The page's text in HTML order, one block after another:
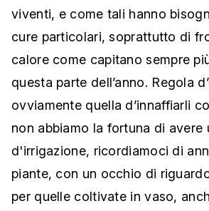
viventi, e come tali hanno
cure particolari, soprattutto di
calore come capitano sempre
questa parte dell’anno. Regola
ovviamente quella d’innaffiarli
non abbiamo la fortuna di avere
d'irrigazione, ricordiamoci di
piante, con un occhio di
per quelle coltivate in vaso,